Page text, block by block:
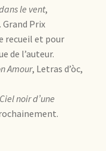
le vent,
Grand Prix
recueil et pour
de l’auteur.
Amour, Letras d’òc,
noir d’une